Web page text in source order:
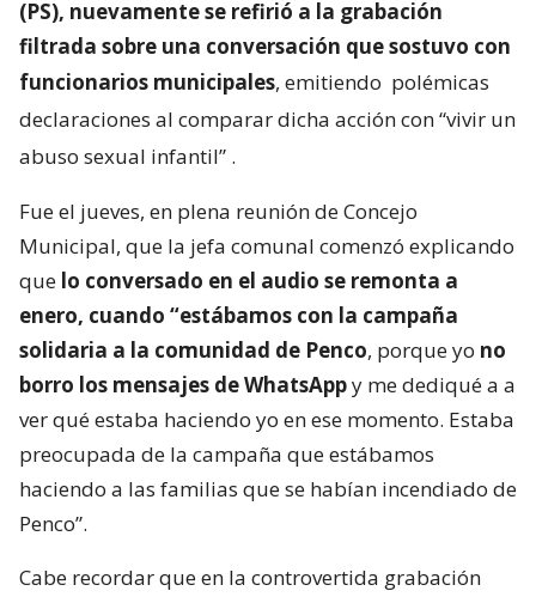
(PS), nuevamente se refirió a la grabación
filtrada sobre una conversación que sostuvo con
funcionarios municipales, emitiendo polémicas
declaraciones al comparar dicha acción con “vivir un
abuso sexual infantil” .
Fue el jueves, en plena reunión de Concejo
Municipal, que la jefa comunal comenzó explicando
que lo conversado en el audio se remonta a
enero, cuando “estábamos con la campaña
solidaria a la comunidad de Penco, porque yo no
borro los mensajes de WhatsAppy me dediqué a a
ver qué estaba haciendo yo en ese momento. Estaba
preocupada de la campaña que estábamos
haciendo a las familias que se habían incendiado de
Penco”.
Cabe recordar que en la controvertida grabación